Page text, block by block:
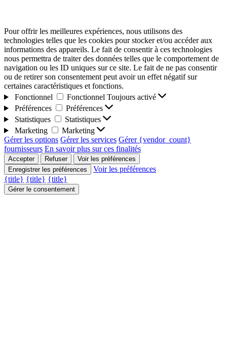
Pour offrir les meilleures expériences, nous utilisons des
technologies telles que les cookies pour stocker et/ou accéder aux
informations des appareils. Le fait de consentir à ces technologies
nous permettra de traiter des données telles que le comportement de
navigation ou les ID uniques sur ce site. Le fait de ne pas consentir
ou de retirer son consentement peut avoir un effet négatif sur
certaines caractéristiques et fonctions.
Fonctionnel
Fonctionnel Toujours activé
Préférences
Préférences
Statistiques
Statistiques
Marketing
Marketing
Gérer les options Gérer les services Gérer {vendor_count}
fournisseurs En savoir plus sur ces finalités
Accepter Refuser
Voir les préférences
Enregistrer les préférences
Voir les préférences
{title} {title} {title}
Gérer le consentement